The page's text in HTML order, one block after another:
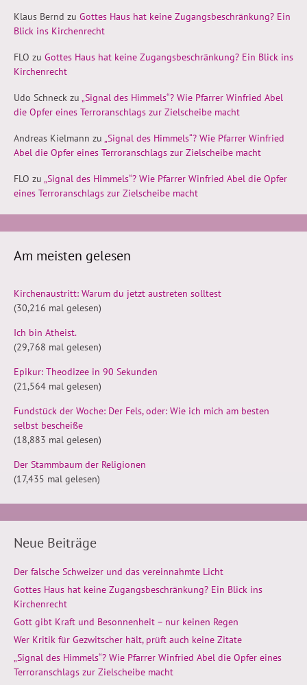
Klaus Bernd zu Gottes Haus hat keine Zugangsbeschränkung? Ein
Blick ins Kirchenrecht
FLO zu Gottes Haus hat keine Zugangsbeschränkung? Ein Blick ins
Kirchenrecht
Udo Schneck zu „Signal des Himmels“? Wie Pfarrer Winfried Abel
die Opfer eines Terroranschlags zur Zielscheibe macht
Andreas Kielmann zu „Signal des Himmels“? Wie Pfarrer Winfried
Abel die Opfer eines Terroranschlags zur Zielscheibe macht
FLO zu „Signal des Himmels“? Wie Pfarrer Winfried Abel die Opfer
eines Terroranschlags zur Zielscheibe macht
Am meisten gelesen
Kirchenaustritt: Warum du jetzt austreten solltest
(30,216 mal gelesen)
Ich bin Atheist.
(29,768 mal gelesen)
Epikur: Theodizee in 90 Sekunden
(21,564 mal gelesen)
Fundstück der Woche: Der Fels, oder: Wie ich mich am besten
selbst bescheiße
(18,883 mal gelesen)
Der Stammbaum der Religionen
(17,435 mal gelesen)
Neue Beiträge
Der falsche Schweizer und das vereinnahmte Licht
Gottes Haus hat keine Zugangsbeschränkung? Ein Blick ins
Kirchenrecht
Gott gibt Kraft und Besonnenheit – nur keinen Regen
Wer Kritik für Gezwitscher hält, prüft auch keine Zitate
„Signal des Himmels“? Wie Pfarrer Winfried Abel die Opfer eines
Terroranschlags zur Zielscheibe macht